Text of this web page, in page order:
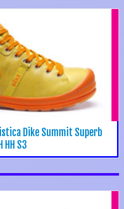
Dike Summit Superb
H HH S3